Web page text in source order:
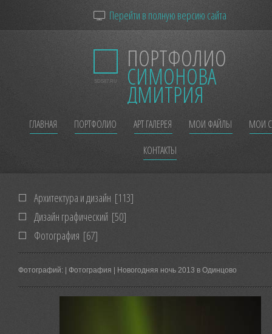
Перейти в полную версию сайта
SDS87.RU
ПОРТФОЛИО
СИМОНОВА
ДМИТРИЯ
ГЛАВНАЯ ПОРТФОЛИО АРТ ГАЛЕРЕЯ МОИ ФАЙЛЫ
МОИ
КОНТАКТЫ
Архитектура и дизайн [113]
Дизайн графический [50]
Фотография [67]
Фотографий: | Фотография | Новогодняя ночь 2013 в Одинцово